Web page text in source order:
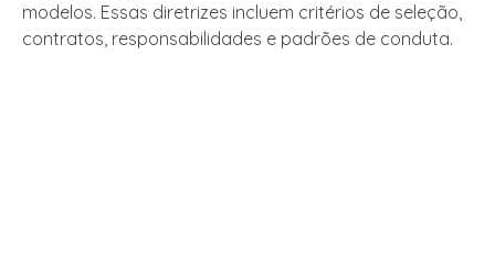
modelos. Essas diretrizes incluem critérios de seleção,
contratos, responsabilidades e padrões de conduta.